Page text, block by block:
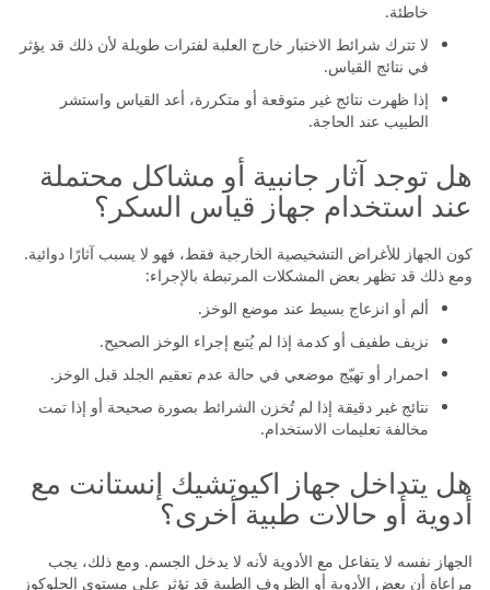
خاطئة.
لا تترك شرائط الاختبار خارج العلبة لفترات طويلة لأن ذلك قد يؤثر
في نتائج القياس.
إذا ظهرت نتائج غير متوقعة أو متكررة، أعد القياس واستشر
الطبيب عند الحاجة.
هل توجد آثار جانبية أو مشاكل محتملة
عند استخدام جهاز قياس السكر؟
كون الجهاز للأغراض التشخيصية الخارجية فقط، فهو لا يسبب آثارًا دوائية.
ومع ذلك قد تظهر بعض المشكلات المرتبطة بالإجراء:
ألم أو انزعاج بسيط عند موضع الوخز.
نزيف طفيف أو كدمة إذا لم يُتبع إجراء الوخز الصحيح.
احمرار أو تهيّج موضعي في حالة عدم تعقيم الجلد قبل الوخز.
نتائج غير دقيقة إذا لم تُخزن الشرائط بصورة صحيحة أو إذا تمت
مخالفة تعليمات الاستخدام.
هل يتداخل جهاز اكيوتشيك إنستانت مع
أدوية أو حالات طبية أخرى؟
الجهاز نفسه لا يتفاعل مع الأدوية لأنه لا يدخل الجسم. ومع ذلك، يجب
مراعاة أن بعض الأدوية أو الظروف الطبية قد تؤثر على مستوى الجلوكوز